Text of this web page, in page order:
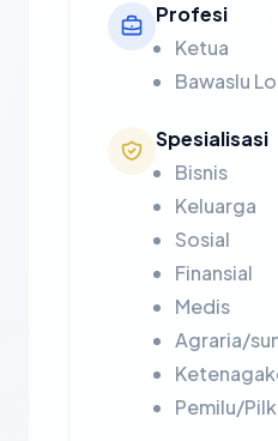
Profesi
Ketua
Bawaslu
Spesialisasi
Bisnis
Keluarga
Sosial
Finansial
Medis
Agraria/
Pemilu/